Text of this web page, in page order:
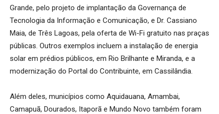
Grande, pelo projeto de implantação da Governança de
Tecnologia da Informação e Comunicação, e Dr. Cassiano
Maia, de Três Lagoas, pela oferta de Wi-Fi gratuito nas praças
públicas. Outros exemplos incluem a instalação de energia
solar em prédios públicos, em Rio Brilhante e Miranda, e a
modernização do Portal do Contribuinte, em Cassilândia.
Além deles, municípios como Aquidauana, Amambai,
Camapuã, Dourados, Itaporã e Mundo Novo também foram